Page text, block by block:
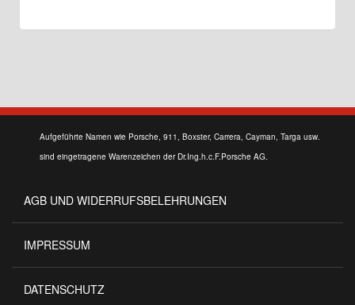
Aufgeführte Namen wie Porsche, 911, Boxster, Carrera, Cayman, Targa usw.
sind eingetragene Warenzeichen der Dr.Ing.h.c.F.Porsche AG.
AGB UND WIDERRUFSBELEHRUNGEN
IMPRESSUM
DATENSCHUTZ